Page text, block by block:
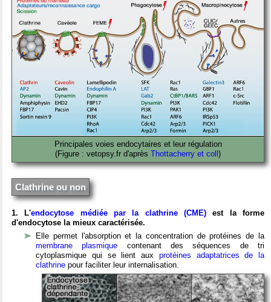
Principales voies endocytaires et leur régulation
(Figure : vetopsy.fr d'après Thottacherry et coll)
Clathrine ou non
1. L'endocytose médiée par la clathrine (CME) est la forme
d'endocytose la mieux caractérisée.
Elle permet l'absorption et la concentration de protéines de la
membrane plasmique contenant des séquences de tri
cytoplasmique qui se lient aux protéines adaptatrices de la
clathrine pour faciliter leur internalisation.